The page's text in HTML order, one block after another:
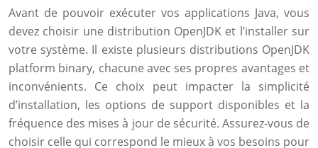
Avant de pouvoir exécuter vos applications Java, vous
devez choisir une distribution OpenJDK et l’installer sur
votre système. Il existe plusieurs distributions OpenJDK
platform binary, chacune avec ses propres avantages et
inconvénients. Ce choix peut impacter la simplicité
d’installation, les options de support disponibles et la
fréquence des mises à jour de sécurité. Assurez-vous de
choisir celle qui correspond le mieux à vos besoins pour